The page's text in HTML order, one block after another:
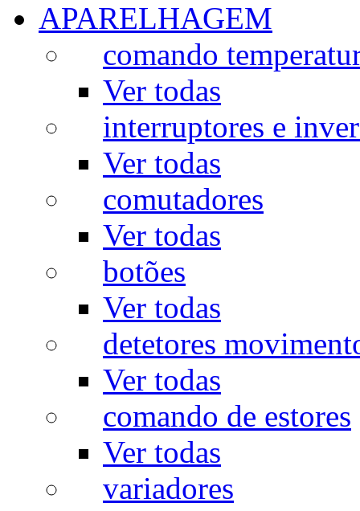
APARELHAGEM
comando
Ver todas
interruptores e
Ver todas
comutadores
Ver todas
botões
Ver todas
detetores
Ver todas
comando de estores
Ver todas
variadores